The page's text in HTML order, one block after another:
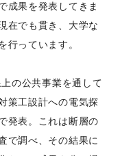
成果を発表してきま
在でも貫き、大学な
行っています。
の公共事業を通して
策工設計への電気探
発表。これは断層の
で調べ、その結果に